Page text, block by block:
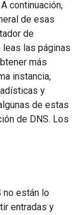
continuación,
de esas
de
las páginas
más
instancia,
y
de estas
de DNS. Los
no están lo
entradas y